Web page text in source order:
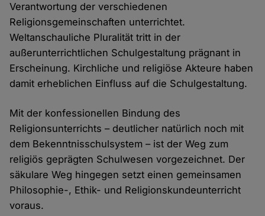
Verantwortung der verschiedenen
Religionsgemeinschaften unterrichtet.
Weltanschauliche Pluralität tritt in der
außerunterrichtlichen Schulgestaltung prägnant in
Erscheinung. Kirchliche und religiöse Akteure haben
damit erheblichen Einfluss auf die Schulgestaltung.
Mit der konfessionellen Bindung des
Religionsunterrichts – deutlicher natürlich noch mit
dem Bekenntnisschulsystem – ist der Weg zum
religiös geprägten Schulwesen vorgezeichnet. Der
säkulare Weg hingegen setzt einen gemeinsamen
Philosophie-, Ethik- und Religionskundeunterricht
voraus.